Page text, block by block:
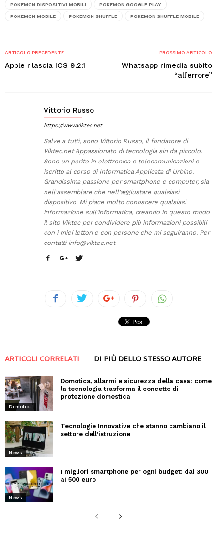
POKEMON DISPOSITIVI MOBILI POKEMON GOOGLE PLAY
POKEMON MOBILE POKEMON SHUFFLE POKEMON SHUFFLE MOBILE
ARTICOLO PRECEDENTE
Apple rilascia IOS 9.2.1
PROSSIMO ARTICOLO
Whatsapp rimedia subito
“all’errore”
Vittorio Russo
https://www.viktec.net
Salve a tutti, sono Vittorio Russo, il fondatore di
Viktec.net Appassionato di tecnologia sin da piccolo.
Sono un perito in elettronica e telecomunicazioni e
iscritto al corso di Informatica Applicata di Urbino.
Grandissima passione per smartphone e computer, sia
nell'assemblare che nell'aggiustare qualsiasi
dispositivo. Mi piace molto conoscere qualsiasi
informazione sull'informatica, creando in questo modo
il sito Viktec per condividere più informazioni possibili
con i miei lettori e con persone che mi seguiranno. Per
contatti info@viktec.net
ARTICOLI CORRELATI DI PIÙ DELLO STESSO AUTORE
Domotica
Domotica, allarmi e sicurezza della casa: come
la tecnologia trasforma il concetto di
protezione domestica
News
Tecnologie Innovative che stanno cambiano il
settore dell’istruzione
News
I migliori smartphone per ogni budget: dai 300
ai 500 euro